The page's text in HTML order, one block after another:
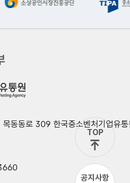
동동로 309 한국중소벤처기업유통
TOP
공지사항